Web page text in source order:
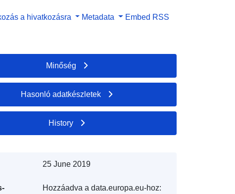
a hivatkozásra Metadata Embed RSS
Minőség
Hasonló adatkészletek
History
25 June 2019
Hozzáadva a data.europa.eu-hoz: